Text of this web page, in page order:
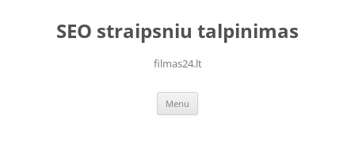
contentSEO straipsniu talpinimas
filmas24.lt
Menu